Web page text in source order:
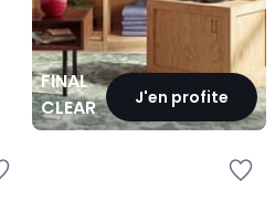
FINAL
CLEARANCEJ'en profite